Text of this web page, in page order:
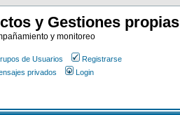
y Gestiones propias
y monitoreo
de Usuarios
Registrarse
privados Login